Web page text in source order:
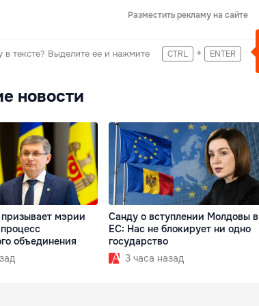
Разместить рекламу на сайте
тексте? Выделите ее и нажмите CTRL + ENTER
новости
мэрии
объединения
Санду о вступлении Молдовы в
ЕС: Нас не блокирует ни одно
государство
3 часа назад